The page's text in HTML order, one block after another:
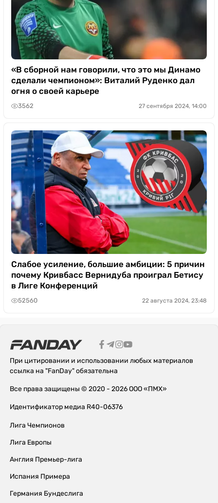
«В сборной нам говорили, что это мы Динамо
сделали чемпионом»: Виталий Руденко дал
огня о своей карьере
3562 27 сентября 2024, 14:00
Слабое усиление, большие амбиции: 5 причин
почему Кривбасс Вернидуба проиграл Бетису
в Лиге Конференций
52560 22 августа 2024, 23:48
При цитировании и использовании любых материалов
ссылка на "FanDay" обязательна
Все права защищены © 2020 - 2026 ООО «ПМХ»
Идентификатор медиа R40-06376
Лига Чемпионов
Лига Европы
Англия Премьер-лига
Испания Примера
Германия Бундеслига